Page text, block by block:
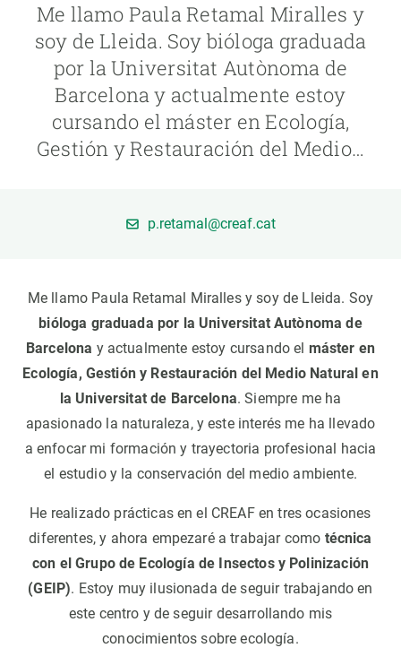
Me llamo Paula Retamal Miralles y
soy de Lleida. Soy bióloga graduada
por la Universitat Autònoma de
Barcelona y actualmente estoy
cursando el máster en Ecología,
Gestión y Restauración del Medio…
p.retamal@creaf.cat
Me llamo Paula Retamal Miralles y soy de Lleida. Soy
bióloga graduada por la Universitat Autònoma de
Barcelona y actualmente estoy cursando el máster en
Ecología, Gestión y Restauración del Medio Natural en
la Universitat de Barcelona. Siempre me ha
apasionado la naturaleza, y este interés me ha llevado
a enfocar mi formación y trayectoria profesional hacia
el estudio y la conservación del medio ambiente.
He realizado prácticas en el CREAF en tres ocasiones
diferentes, y ahora empezaré a trabajar como técnica
con el Grupo de Ecología de Insectos y Polinización
(GEIP). Estoy muy ilusionada de seguir trabajando en
este centro y de seguir desarrollando mis
conocimientos sobre ecología.
ÚNETE A NOSOTROS
PARTICIPA
NOTICIAS Y AGENDA